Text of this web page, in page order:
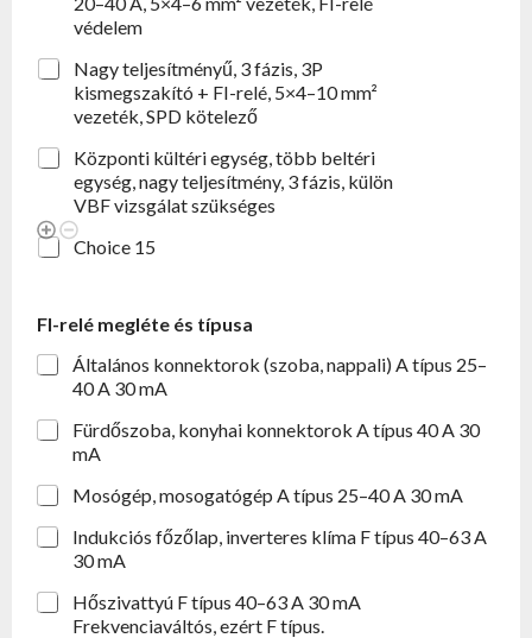
védelem
Nagy teljesítményű, 3 fázis, 3P
kismegszakító + FI-relé, 5×4–10 mm²
vezeték, SPD kötelező
Központi kültéri egység, több beltéri
egység, nagy teljesítmény, 3 fázis, külön
VBF vizsgálat szükséges
Choice 15
FI-relé megléte és típusa
Általános konnektorok (szoba, nappali) A típus 25–
40 A 30 mA
Fürdőszoba, konyhai konnektorok A típus 40 A 30
mA
Mosógép, mosogatógép A típus 25–40 A 30 mA
Indukciós főzőlap, inverteres klíma F típus 40–63 A
30 mA
Hőszivattyú F típus 40–63 A 30 mA
Frekvenciaváltós, ezért F típus.